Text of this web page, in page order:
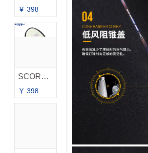
￥ 398
SCORPIO 天蝎座
￥ 398